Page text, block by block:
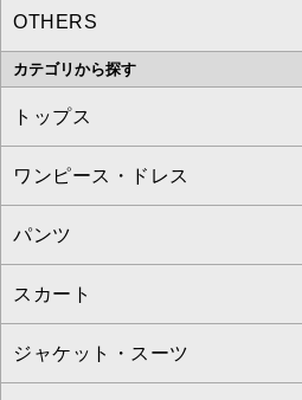
MK MICHEL KLEIN
OFUON le MK
MICHEL KLEIN HOMME
MK MICHEL KLEIN HOMME
a.v.v
OTHERS
MK MICHEL KLEIN BAG
カテゴリから探す
トップス
すべてのトップス
カットソー・Tシャツ
ブラウス・シャツ
ニット・セーター
ワンピース・ドレス
すべてのワンピース・ドレス
ワンピース
ドレス
パンツ
すべてのパンツ
フルレングスパンツ
スカート
すべてのスカート
ジャケット・スーツ